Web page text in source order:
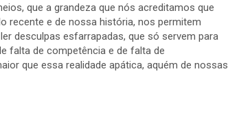
que a grandeza que nós acreditamos que
recente e de nossa história, nos permitem
desculpas esfarrapadas, que só servem para
falta de competência e de falta de
que essa realidade apática, aquém de nossas